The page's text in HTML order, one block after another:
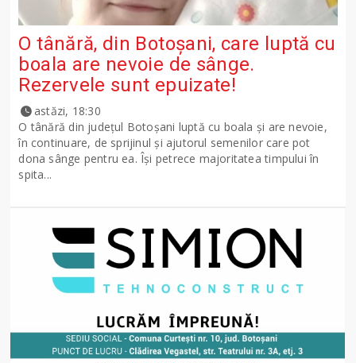
O tânără, din Botoșani, care luptă cu
boala are nevoie de sânge.
Rezervele sunt epuizate!
astăzi, 18:30
O tânără din județul Botoșani luptă cu boala și are nevoie,
în continuare, de sprijinul și ajutorul semenilor care pot
dona sânge pentru ea. Își petrece majoritatea timpului în
spita...